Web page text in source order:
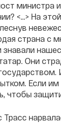
министра
<…> На
страна с
знавали
Они
Если им
чтобы